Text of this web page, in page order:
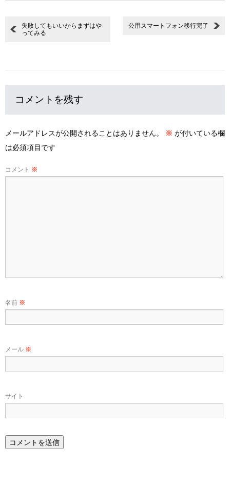
失敗してもいいからまずはや
ってみる
公用スマートフォン移行完了
コメントを残す
メールアドレスが公開されることはありません。 ※ が付いている欄
は必須項目です
コメント ※
名前 ※
メール ※
サイト